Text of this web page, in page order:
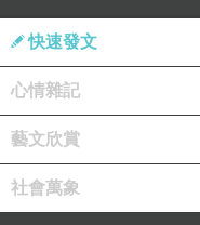
快速發文
心情雜記
藝文欣賞
社會萬象